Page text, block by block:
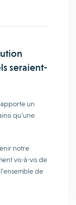
seraient-
apporte un
qu’une
notre
vis-à-vis de
de